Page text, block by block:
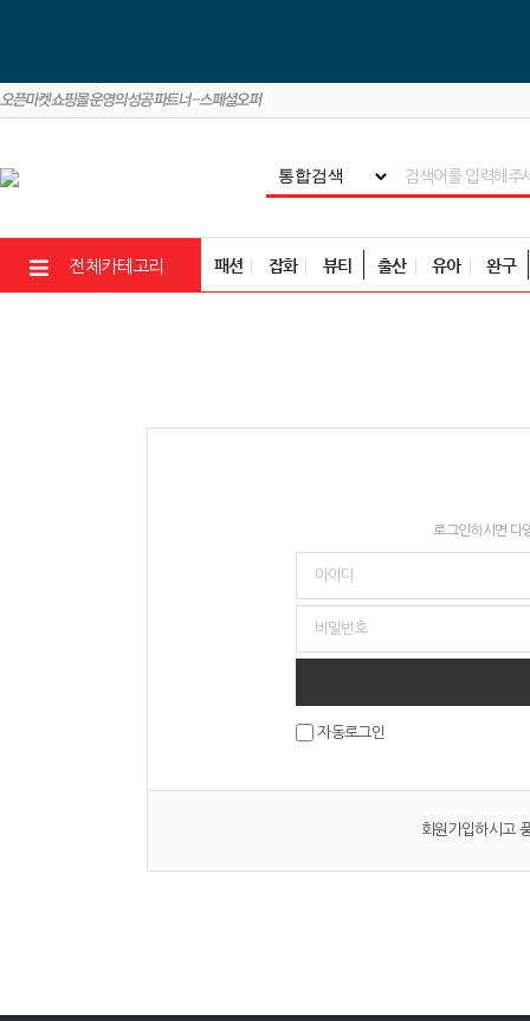
전체카테고리 패션 잡화 뷰티 출산 유아 완구
로그인하시면 다
자동로그인
회원가입하시고